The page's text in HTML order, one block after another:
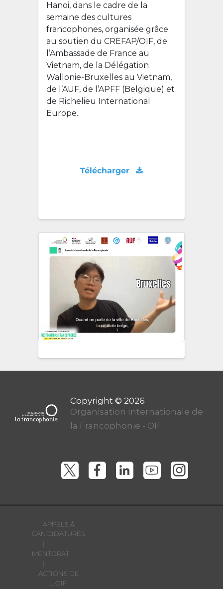
Hanoi, dans le cadre de la
semaine des cultures
francophones, organisée grâce
au soutien du CREFAP/OIF, de
l’Ambassade de France au
Vietnam, de la Délégation
Wallonie-Bruxelles au Vietnam,
de l’AUF, de l’APFF (Belgique) et
de Richelieu International
Europe.
Télécharger
APPELS À
CANDIDATURES
MENTORAT
ACTIONS DE
L'OIF
Organisation Internationale de
la Francophonie - OIF